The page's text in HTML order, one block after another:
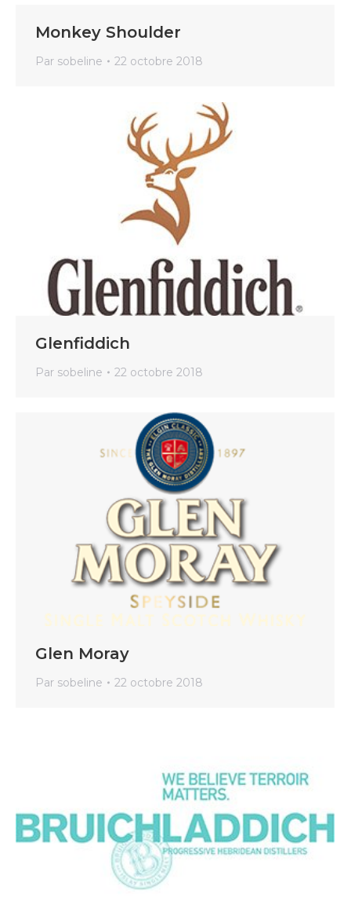
Monkey Shoulder
Par sobeline 22 octobre 2018
Glenfiddich
Par sobeline 22 octobre 2018
Glen Moray
Par sobeline 22 octobre 2018